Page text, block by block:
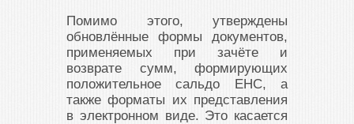
Помимо этого, утверждены
обновлённые формы документов,
применяемых при зачёте и
возврате сумм, формирующих
положительное сальдо ЕНС, а
также форматы их представления
в электронном виде. Это касается